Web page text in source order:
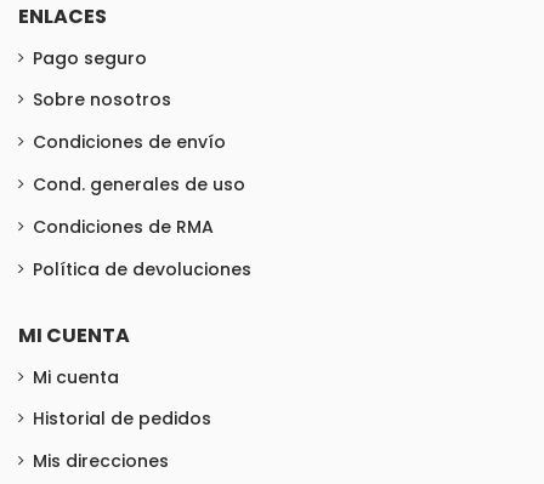
ENLACES
Pago seguro
Sobre nosotros
Condiciones de envío
Cond. generales de uso
Condiciones de RMA
Política de devoluciones
MI CUENTA
Mi cuenta
Historial de pedidos
Mis direcciones